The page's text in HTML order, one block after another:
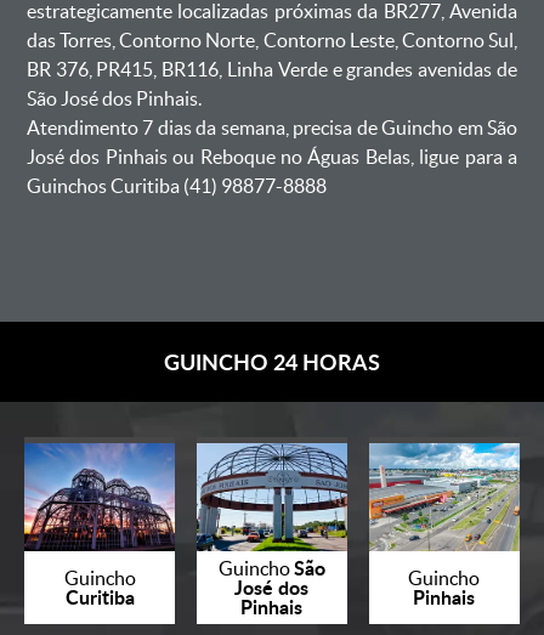
estrategicamente localizadas próximas da BR277, Avenida
das Torres, Contorno Norte, Contorno Leste, Contorno Sul,
BR 376, PR415, BR116, Linha Verde e grandes avenidas de
São José dos Pinhais.
Atendimento 7 dias da semana, precisa de Guincho em São
José dos Pinhais ou Reboque no Águas Belas, ligue para a
Guinchos Curitiba (41) 98877-8888
GUINCHO 24 HORAS
Guincho
Curitiba
GuinchoSão
José dos
Pinhais
Guincho
Pinhais